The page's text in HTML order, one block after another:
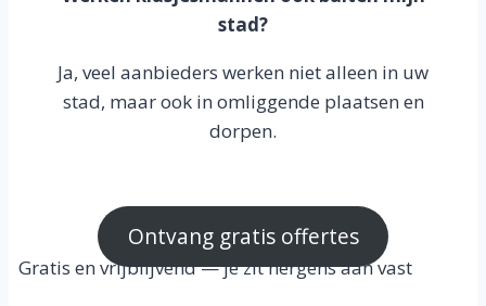
stad?
Ja, veel aanbieders werken niet alleen in uw
stad, maar ook in omliggende plaatsen en
dorpen.
Ontvang gratis offertes
Gratis en vrijblijvend — je zit nergens aan vast